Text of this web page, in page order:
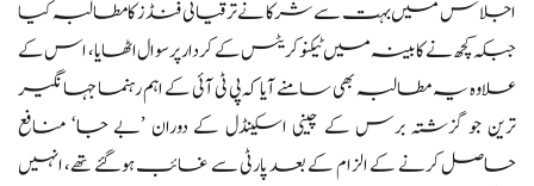
اجلاس میں بہت سے شرکا نے ترقیاتی فنڈز کا مطالبہ کیا
جبکہ کچھ نے کابینہ میں ٹیکنوکریٹس کے کردار پر سوال اٹھایا، اس کے
علاوہ یہ مطالبہ بھی سامنے آیا کہ پی ٹی آئی کے اہم رہنما جہانگیر
ترین جو گزشتہ برس کے چینی اسکینڈل کے دوران ’بے جا‘ منافع
حاصل کرنے کے الزام کے بعد پارٹی سے غائب ہوگئے تھے، انہیں